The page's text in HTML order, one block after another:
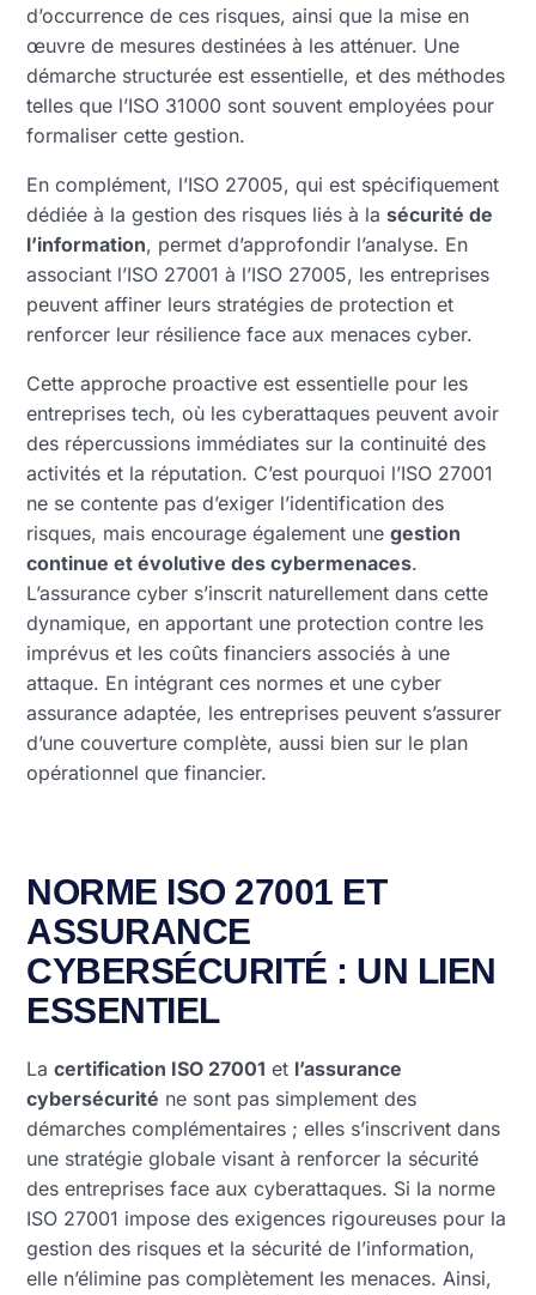
d’occurrence de ces risques, ainsi que la mise en
œuvre de mesures destinées à les atténuer. Une
démarche structurée est essentielle, et des méthodes
telles que l’ISO 31000 sont souvent employées pour
formaliser cette gestion.
En complément, l’ISO 27005, qui est spécifiquement
dédiée à la gestion des risques liés à lasécurité de
l’information, permet d’approfondir l’analyse. En
associant l’ISO 27001 à l’ISO 27005, les entreprises
peuvent affiner leurs stratégies de protection et
renforcer leur résilience face aux menaces cyber.
Cette approche proactive est essentielle pour les
entreprises tech, où les cyberattaques peuvent avoir
des répercussions immédiates sur la continuité des
activités et la réputation. C’est pourquoi l’ISO 27001
ne se contente pas d’exiger l’identification des
risques, mais encourage également unegestion
continue et évolutive des cybermenaces.
L’assurance cyber s’inscrit naturellement dans cette
dynamique, en apportant une protection contre les
imprévus et les coûts financiers associés à une
attaque. En intégrant ces normes et une cyber
assurance adaptée, les entreprises peuvent s’assurer
d’une couverture complète, aussi bien sur le plan
opérationnel que financier.
NORME ISO 27001 ET
ASSURANCE
CYBERSÉCURITÉ : UN LIEN
ESSENTIEL
Lacertification ISO 27001 et l’assurance
cybersécurité ne sont pas simplement des
démarches complémentaires ; elles s’inscrivent dans
une stratégie globale visant à renforcer la sécurité
des entreprises face aux cyberattaques. Si la norme
ISO 27001 impose des exigences rigoureuses pour la
gestion des risques et la sécurité de l’information,
elle n’élimine pas complètement les menaces. Ainsi,